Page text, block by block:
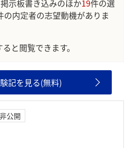
示板書き込みのほか19件の選
の内定者の志望動機がありま
ると閲覧できます。
記を見る(無料)
公開